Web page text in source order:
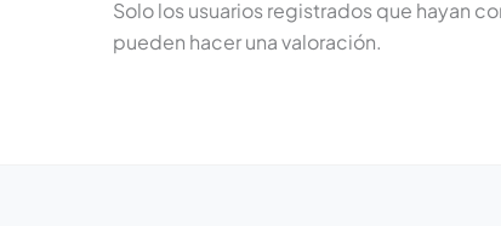
Solo los usuarios registrados que hayan
pueden hacer una valoración.